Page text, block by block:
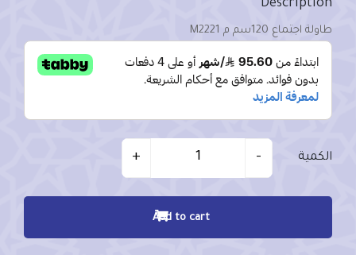
Description
طاولة اجتماع 120سم م M2221
الكمية
Quantity
-
+
Add to cart